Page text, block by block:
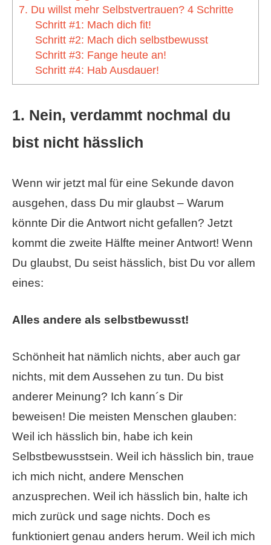
7. Du willst mehr Selbstvertrauen? 4 Schritte
Schritt #1: Mach dich fit!
Schritt #2: Mach dich selbstbewusst
Schritt #3: Fange heute an!
Schritt #4: Hab Ausdauer!
1. Nein, verdammt nochmal du
bist nicht hässlich
Wenn wir jetzt mal für eine Sekunde davon
ausgehen, dass Du mir glaubst – Warum
könnte Dir die Antwort nicht gefallen? Jetzt
kommt die zweite Hälfte meiner Antwort! Wenn
Du glaubst, Du seist hässlich, bist Du vor allem
eines:
Alles andere als selbstbewusst!
Schönheit hat nämlich nichts, aber auch gar
nichts, mit dem Aussehen zu tun. Du bist
anderer Meinung? Ich kann´s Dir
beweisen! Die meisten Menschen glauben:
Weil ich hässlich bin, habe ich kein
Selbstbewusstsein. Weil ich hässlich bin, traue
ich mich nicht, andere Menschen
anzusprechen. Weil ich hässlich bin, halte ich
mich zurück und sage nichts. Doch es
funktioniert genau anders herum. Weil ich mich